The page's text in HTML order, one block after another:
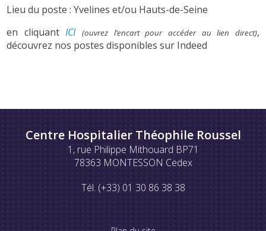
Lieu du poste : Yvelines et/ou Hauts-de-Seine
en cliquantICI (ouvrez l’encart pour accéder au lien direct),
découvrez nos postes disponibles sur Indeed
Centre Hospitalier Théophile Roussel
1, rue Philippe Mithouard BP71
78363 MONTESSON Cedex
Tél. (+33) 01 30 86 38 38